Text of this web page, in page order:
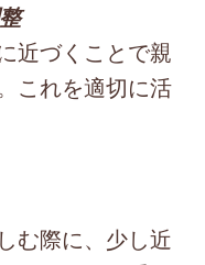
近づくことで親
これを適切に活
む際に、少し近